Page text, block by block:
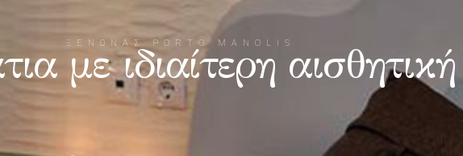
ΞΕΝΩΝΑΣ PORTO MANOLIS
με ιδιαίτερη αισθητική